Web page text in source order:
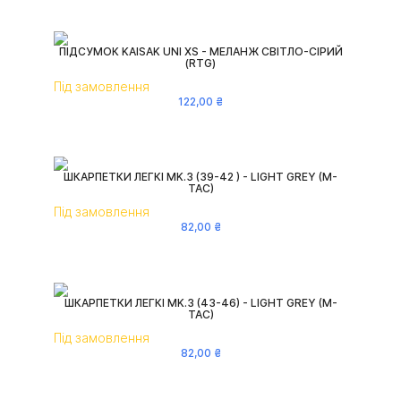
ПІДСУМОК KAISAK UNI XS - МЕЛАНЖ СВІТЛО-СІРИЙ
(RTG)
Під замовлення
122,00 ₴
ШКАРПЕТКИ ЛЕГКІ MK.3 (39-42 ) - LIGHT GREY (M-
TAC)
Під замовлення
82,00 ₴
ШКАРПЕТКИ ЛЕГКІ MK.3 (43-46) - LIGHT GREY (M-
TAC)
Під замовлення
82,00 ₴